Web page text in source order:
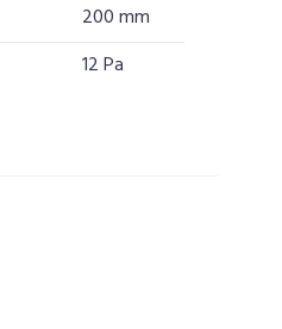
200 mm
12 Pa